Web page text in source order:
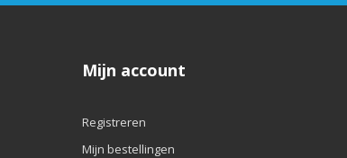
Mijn account
Registreren
Mijn bestellingen